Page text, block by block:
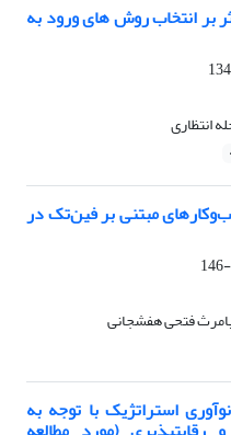
بر انتخاب روش های ورود به
انتظاری
مبتنی بر فین‌تک در
فتحی هفشجانی
استراتژیک با توجه به